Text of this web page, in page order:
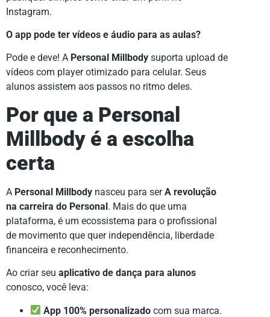
Instagram.
O app pode ter vídeos e áudio para as aulas?
Pode e deve! A Personal Millbody suporta upload de
vídeos com player otimizado para celular. Seus
alunos assistem aos passos no ritmo deles.
Por que a Personal
Millbody é a escolha
certa
A Personal Millbody nasceu para serA revolução
na carreira do Personal. Mais do que uma
plataforma, é um ecossistema para o profissional
de movimento que quer independência, liberdade
financeira e reconhecimento.
Ao criar seu aplicativo de dança para alunos
conosco, você leva:
App 100% personalizado com sua marca.